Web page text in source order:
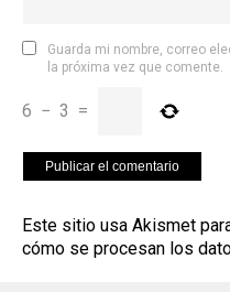
Guarda mi nombre, correo
la próxima vez que comente.
6 − 3 =
Este sitio usa Akismet
cómo se procesan los